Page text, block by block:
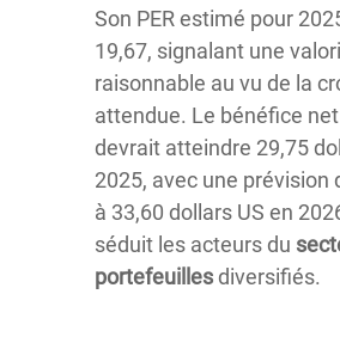
Son PER estimé pour
19,67, signalant une
raisonnable au vu de la
attendue. Le bénéfice
devrait atteindre 29,75
2025, avec une prévision
à 33,60 dollars US en
séduit les acteurs du
portefeuilles diversifiés.